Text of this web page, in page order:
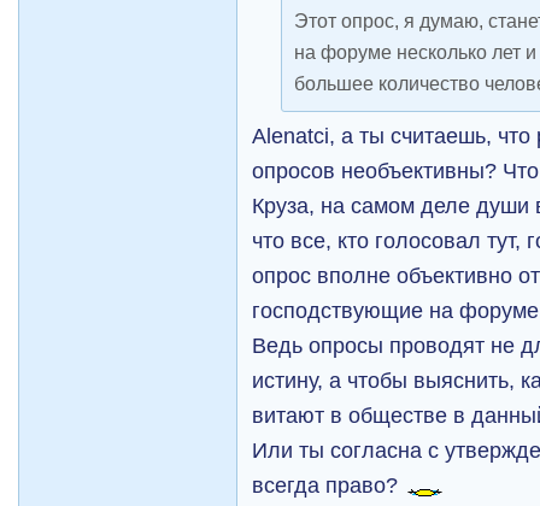
Этот опрос, я думаю,
на форуме несколько лет
большее количество
Alenatci, а ты считаешь,
опросов необъективны?
Круза, на самом деле
что все, кто голосовал тут,
опрос вполне объективно
господствующие на
Ведь опросы проводят не
истину, а чтобы выяснить,
витают в обществе в
Или ты согласна с
всегда право?